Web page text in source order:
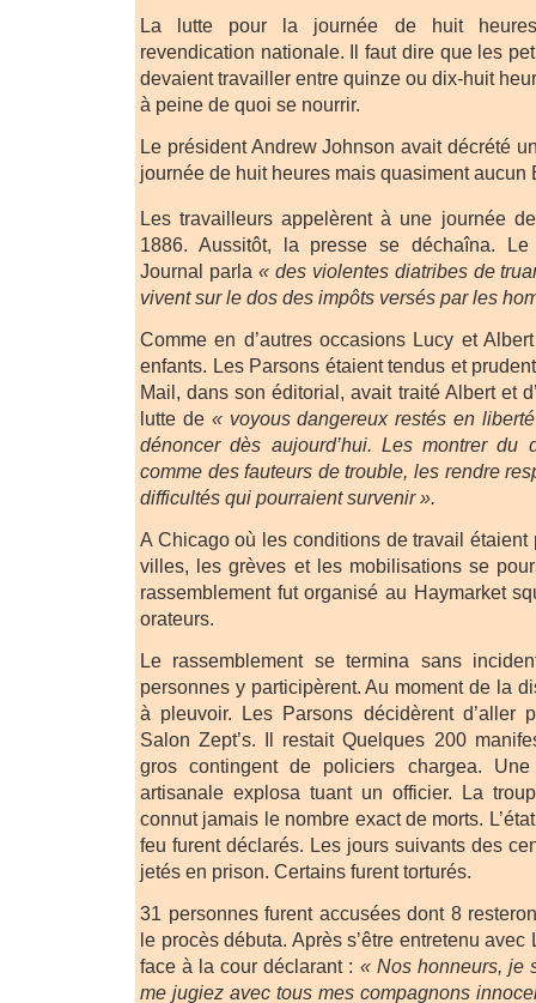
La lutte pour la journée de huit
revendication nationale. Il faut dire que les
devaient travailler entre quinze ou dix-huit
à peine de quoi se nourrir.
Le président Andrew Johnson avait décrété
journée de huit heures mais quasiment aucun
Les travailleurs appelèrent à une journée
1886. Aussitôt, la presse se déchaîna. Le
Journal parla « des violentes diatribes de
vivent sur le dos des impôts versés par les
Comme en d’autres occasions Lucy et
enfants. Les Parsons étaient tendus et
Mail, dans son éditorial, avait traité Albert et
lutte de « voyous dangereux restés en
dénoncer dès aujourd’hui. Les montrer du
comme des fauteurs de trouble, les rendre
difficultés qui pourraient survenir ».
A Chicago où les conditions de travail étaient
villes, les grèves et les mobilisations se
rassemblement fut organisé au Haymarket
orateurs.
Le rassemblement se termina sans
personnes y participèrent. Au moment de la
à pleuvoir. Les Parsons décidèrent d’aller
Salon Zept’s. Il restait Quelques 200
gros contingent de policiers chargea.
artisanale explosa tuant un officier. La
connut jamais le nombre exact de morts.
feu furent déclarés. Les jours suivants des
jetés en prison. Certains furent torturés.
31 personnes furent accusées dont 8
le procès débuta. Après s’être entretenu avec
face à la cour déclarant : « Nos honneurs, je
me jugiez avec tous mes compagnons